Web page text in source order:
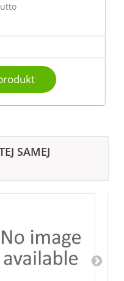
SAMEJ